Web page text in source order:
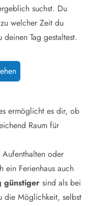
suchst. Du
welcher Zeit du
Tag gestaltest.
ermöglicht es dir, ob
Raum für
Aufenthalten oder
ein Ferienhaus auch
günstiger sind als bei
die Möglichkeit, selbst